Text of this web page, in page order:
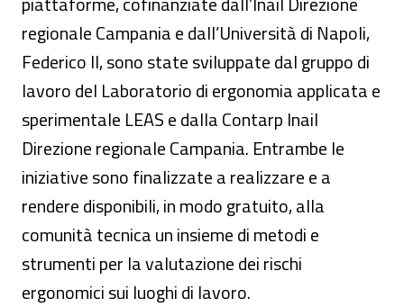
regionale Campania e dall’Università di Napoli,
Federico II, sono state sviluppate dal gruppo di
lavoro del Laboratorio di ergonomia applicata e
sperimentale LEAS e dalla Contarp Inail
Direzione regionale Campania. Entrambe le
iniziative sono finalizzate a realizzare e a
rendere disponibili, in modo gratuito, alla
comunità tecnica un insieme di metodi e
strumenti per la valutazione dei rischi
ergonomici sui luoghi di lavoro.